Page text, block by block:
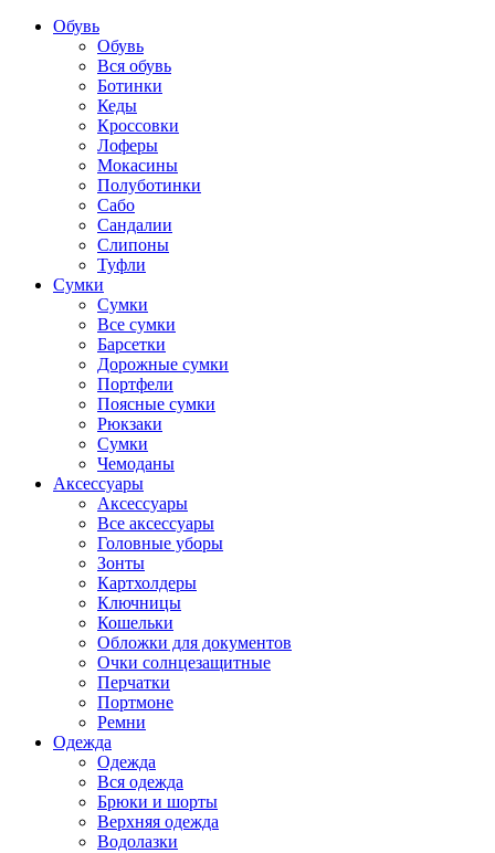
Обувь
Обувь
Вся обувь
Ботинки
Кеды
Кроссовки
Лоферы
Мокасины
Полуботинки
Сабо
Сандалии
Слипоны
Туфли
Сумки
Сумки
Все сумки
Барсетки
Дорожные сумки
Портфели
Поясные сумки
Рюкзаки
Сумки
Чемоданы
Аксессуары
Аксессуары
Все аксессуары
Головные уборы
Зонты
Картхолдеры
Ключницы
Кошельки
Обложки для документов
Очки солнцезащитные
Перчатки
Портмоне
Ремни
Одежда
Одежда
Вся одежда
Брюки и шорты
Верхняя одежда
Водолазки